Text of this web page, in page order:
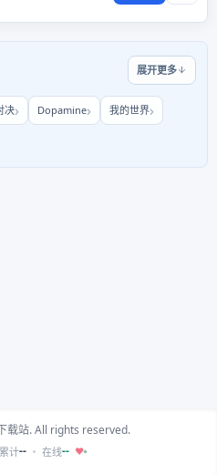
展开更多
决 Dopamine 我的世界
载站. All rights reserved.
累计-- 在线-- ♥